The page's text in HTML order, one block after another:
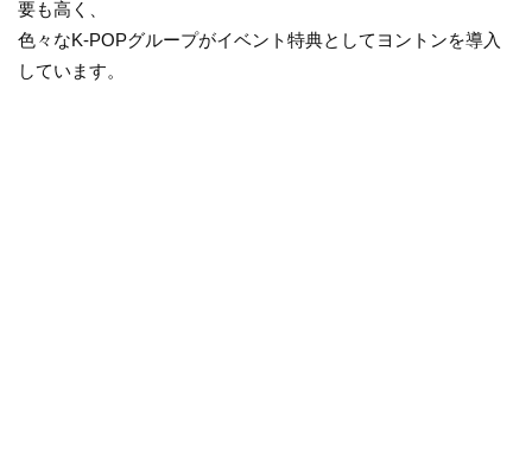
要も高く、
色々なK-POPグループがイベント特典としてヨントンを導入
しています。